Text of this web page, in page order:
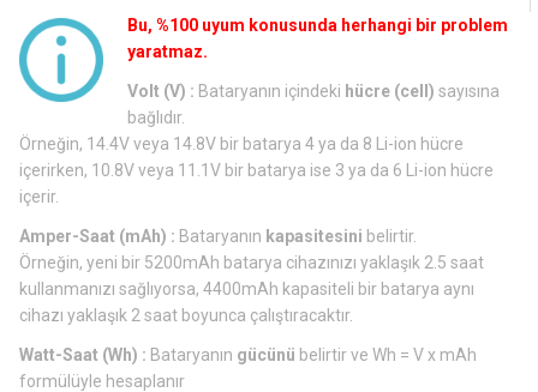
Bu, %100 uyum konusunda herhangi bir problem
yaratmaz.
Volt (V) : Bataryanın içindeki hücre (cell) sayısına
bağlıdır.
Örneğin, 14.4V veya 14.8V bir batarya 4 ya da 8 Li-ion hücre
içerirken, 10.8V veya 11.1V bir batarya ise 3 ya da 6 Li-ion hücre
içerir.
Amper-Saat (mAh) : Bataryanın kapasitesini belirtir.
Örneğin, yeni bir 5200mAh batarya cihazınızı yaklaşık 2.5 saat
kullanmanızı sağlıyorsa, 4400mAh kapasiteli bir batarya aynı
cihazı yaklaşık 2 saat boyunca çalıştıracaktır.
Watt-Saat (Wh) : Bataryanın gücünü belirtir ve Wh = V x mAh
formülüyle hesaplanır